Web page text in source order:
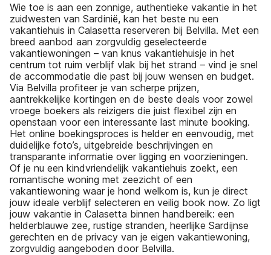
Wie toe is aan een zonnige, authentieke vakantie in het
zuidwesten van Sardinië, kan het beste nu een
vakantiehuis in Calasetta reserveren bij Belvilla. Met een
breed aanbod aan zorgvuldig geselecteerde
vakantiewoningen – van knus vakantiehuisje in het
centrum tot ruim verblijf vlak bij het strand – vind je snel
de accommodatie die past bij jouw wensen en budget.
Via Belvilla profiteer je van scherpe prijzen,
aantrekkelijke kortingen en de beste deals voor zowel
vroege boekers als reizigers die juist flexibel zijn en
openstaan voor een interessante last minute booking.
Het online boekingsproces is helder en eenvoudig, met
duidelijke foto’s, uitgebreide beschrijvingen en
transparante informatie over ligging en voorzieningen.
Of je nu een kindvriendelijk vakantiehuis zoekt, een
romantische woning met zeezicht of een
vakantiewoning waar je hond welkom is, kun je direct
jouw ideale verblijf selecteren en veilig book now. Zo ligt
jouw vakantie in Calasetta binnen handbereik: een
helderblauwe zee, rustige stranden, heerlijke Sardijnse
gerechten en de privacy van je eigen vakantiewoning,
zorgvuldig aangeboden door Belvilla.